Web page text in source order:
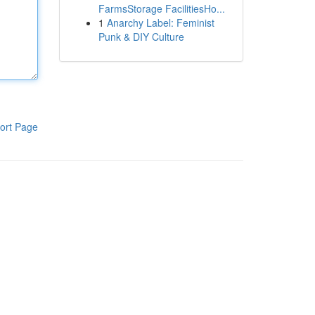
Page
FarmsStorage FacilitiesHo...
1 Anarchy Label: Feminist
Punk & DIY Culture